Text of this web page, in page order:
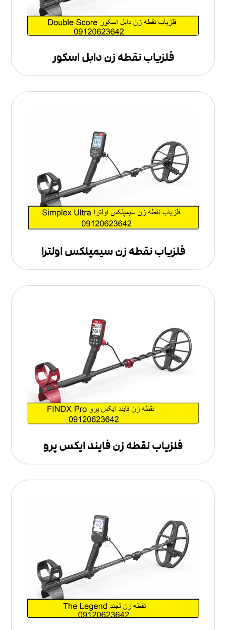
فلزیاب نقطه زن دابل اسکور
فلزیاب نقطه زن سیمپلکس اولترا
فلزیاب نقطه زن فایند ایکس پرو